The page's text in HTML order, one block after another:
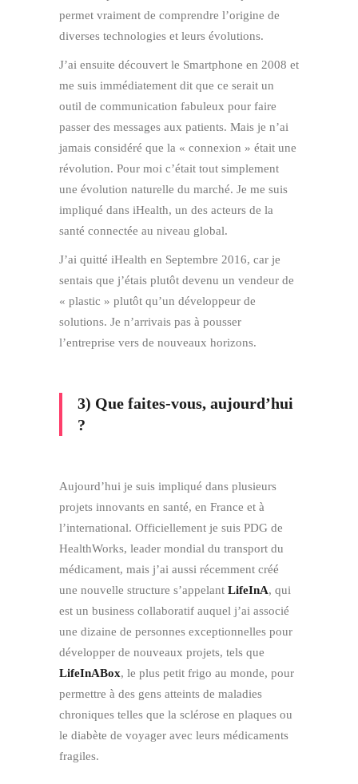
permet vraiment de comprendre l’origine de
diverses technologies et leurs évolutions.
J’ai ensuite découvert le Smartphone en 2008 et
me suis immédiatement dit que ce serait un
outil de communication fabuleux pour faire
passer des messages aux patients. Mais je n’ai
jamais considéré que la « connexion » était une
révolution. Pour moi c’était tout simplement
une évolution naturelle du marché. Je me suis
impliqué dans iHealth, un des acteurs de la
santé connectée au niveau global.
J’ai quitté iHealth en Septembre 2016, car je
sentais que j’étais plutôt devenu un vendeur de
« plastic » plutôt qu’un développeur de
solutions. Je n’arrivais pas à pousser
l’entreprise vers de nouveaux horizons.
3) Que faites-vous, aujourd’hui
?
Aujourd’hui je suis impliqué dans plusieurs
projets innovants en santé, en France et à
l’international. Officiellement je suis PDG de
HealthWorks, leader mondial du transport du
médicament, mais j’ai aussi récemment créé
une nouvelle structure s’appelant LifeInA, qui
est un business collaboratif auquel j’ai associé
une dizaine de personnes exceptionnelles pour
développer de nouveaux projets, tels que
LifeInABox, le plus petit frigo au monde, pour
permettre à des gens atteints de maladies
chroniques telles que la sclérose en plaques ou
le diabète de voyager avec leurs médicaments
fragiles.